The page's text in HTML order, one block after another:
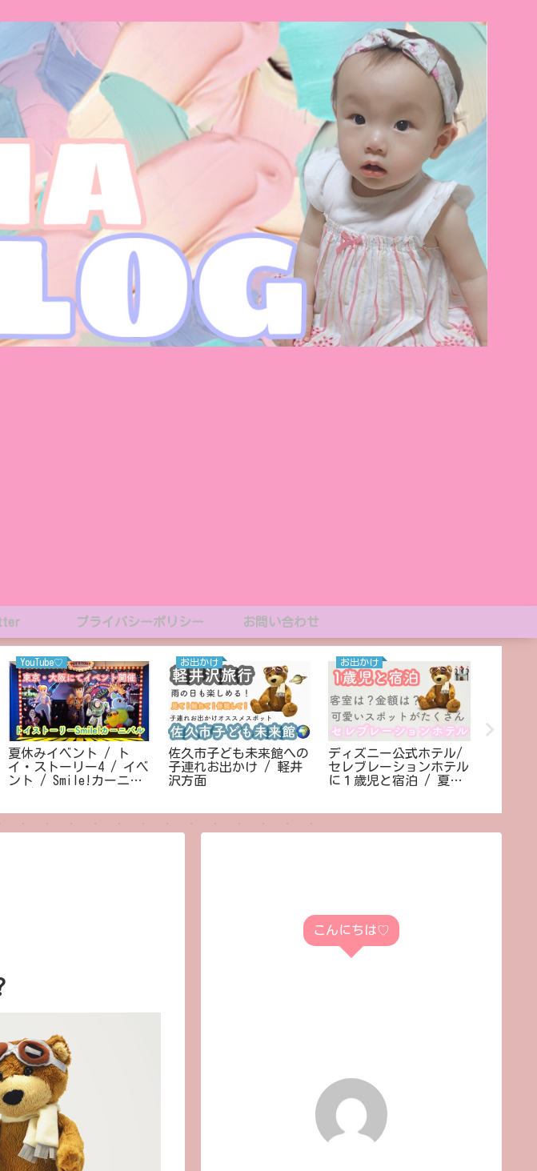
プライバシーポリシー お問い合わせ
YouTube♡
夏休みイベント / ト
イ・ストーリー4 / イベ
ント / Smile!カーニバ
お出かけ
佐久市子ども未来館への
子連れお出かけ / 軽井
沢方面
お出かけ
ディズニー公式ホテル/
セレブレーションホテル
に１歳児と宿泊 / 夏休
こんにちは♡